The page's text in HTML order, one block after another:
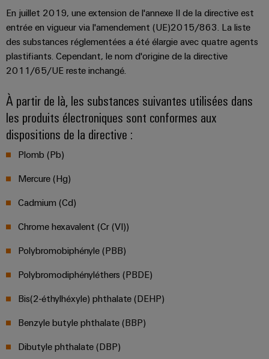
transition
énergétique
Machines
Solutions
pour
secteurs
de
la
machine
de
d'usines
Pétrole
et
Sécurisation
fonctionnements
des
solutions
en
réseau
pour
l'industrie
Automatisation
industrielle
IoT
Sécurité
industrielle
Plateforme
services
industriels
de
centrale
Fabricant
d'équipements
statiques
Amplificateurs
de
séparation
convertisseurs
de
mesure
Alimentations
Boîtiers
électroniques
Protection
la
foudre
la
surtension
Boîtiers
formation
et
webinaires
de
commande
numérique
eShop
Interface
OCI
INTERFACE
ALL
Trouvez
votre
partenaire
pour
vos
d'IIoT
et
d'automatisation
En juillet 2019, une extension de l'annexe II de la directive est
entrée en vigueur via l'amendement (UE)2015/863. La liste
des substances réglementées a été élargie avec quatre agents
plastifiants. Cependant, le nom d'origine de la directive
2011/65/UE reste inchangé.
À partir de là, les substances suivantes utilisées dans
les produits électroniques sont conformes aux
dispositions de la directive :
Plomb (Pb)
Mercure (Hg)
Cadmium (Cd)
Chrome hexavalent (Cr (VI))
Polybromobiphényle (PBB)
Polybromodiphényléthers (PBDE)
Bis(2-éthylhéxyle) phthalate (DEHP)
Benzyle butyle phthalate (BBP)
Dibutyle phthalate (DBP)